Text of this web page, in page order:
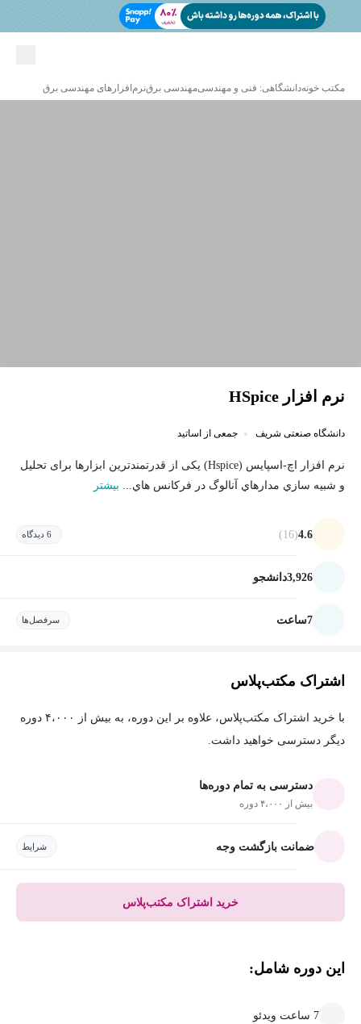
مکتب خونهدانشگاهی: فنی و مهندسیمهندسی برقنرم‌افزارهای مهندسی برق
نرم افزار HSpice
دانشگاه صنعتی شریف جمعی از اساتید
نرم افزار اچ-اسپايس (Hspice) یکی از قدرتمندترین ابزارها برای تحليل
و شبيه سازي مدارهاي آنالوگ در فركانس هاي... بیشتر
4.6
(16) 6 دیدگاه
3,926دانشجو
7ساعت سرفصل‌ها
اشتراک مکتب‌پلاس
با خرید اشتراک مکتب‌پلاس، علاوه بر این دوره، به بیش از ۴،۰۰۰ دوره
دیگر دسترسی خواهید داشت.
دسترسی به تمام دوره‌ها
بیش از ۴،۰۰۰ دوره
ضمانت بازگشت وجه شرایط
خرید اشتراک مکتب‌پلاس
این دوره شامل:
7 ساعت ویدئو